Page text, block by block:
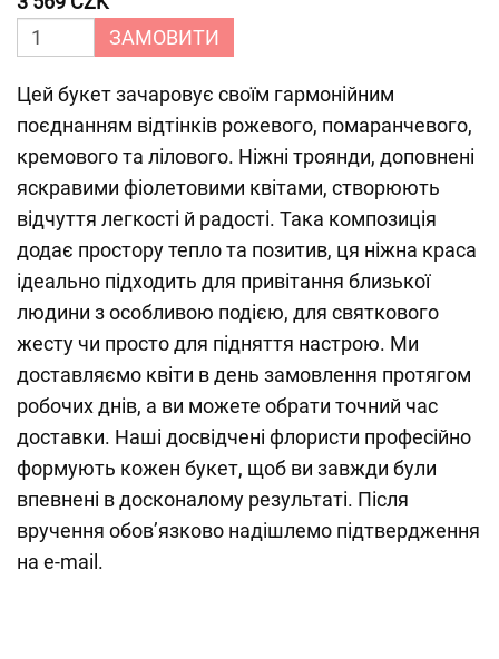
ЗАМОВИТИ
Цей букет зачаровує своїм гармонійним
поєднанням відтінків рожевого, помаранчевого,
кремового та лілового. Ніжні троянди, доповнені
яскравими фіолетовими квітами, створюють
відчуття легкості й радості. Така композиція
додає простору тепло та позитив, ця ніжна краса
ідеально підходить для привітання близької
людини з особливою подією, для святкового
жесту чи просто для підняття настрою. Ми
доставляємо квіти в день замовлення протягом
робочих днів, а ви можете обрати точний час
доставки. Наші досвідчені флористи професійно
формують кожен букет, щоб ви завжди були
впевнені в досконалому результаті. Після
вручення обов’язково надішлемо підтвердження
на e-mail.